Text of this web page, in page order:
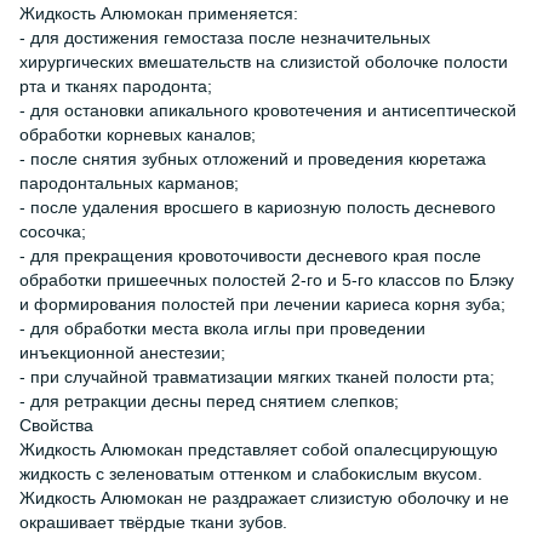
Жидкость Алюмокан применяется:
- для достижения гемостаза после незначительных
хирургических вмешательств на слизистой оболочке полости
рта и тканях пародонта;
- для остановки апикального кровотечения и антисептической
обработки корневых каналов;
- после снятия зубных отложений и проведения кюретажа
пародонтальных карманов;
- после удаления вросшего в кариозную полость десневого
сосочка;
- для прекращения кровоточивости десневого края после
обработки пришеечных полостей 2-го и 5-го классов по Блэку
и формирования полостей при лечении кариеса корня зуба;
- для обработки места вкола иглы при проведении
инъекционной анестезии;
- при случайной травматизации мягких тканей полости рта;
- для ретракции десны перед снятием слепков;
Свойства
Жидкость Алюмокан представляет собой опалесцирующую
жидкость с зеленоватым оттенком и слабокислым вкусом.
Жидкость Алюмокан не раздражает слизистую оболочку и не
окрашивает твёрдые ткани зубов.